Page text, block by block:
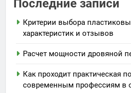
Последние записи
Критерии выбора
характеристик и отзывов
Расчет мощности дровяной
Как проходит практическая
современным профессиям в